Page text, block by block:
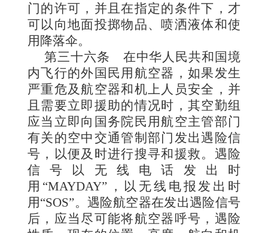
门的许可，并且在指定的条件下，才
可以向地面投掷物品、喷洒液体和使
用降落伞。
第三十六条 在中华人民共和国境
内飞行的外国民用航空器，如果发生
严重危及航空器和机上人员安全，并
且需要立即援助的情况时，其空勤组
应当立即向国务院民用航空主管部门
有关的空中交通管制部门发出遇险信
号，以便及时进行搜寻和援救。遇险
信号以无线电话发出时
用“MAYDAY”，以无线电报发出时
用“SOS”。遇险航空器在发出遇险信号
后，应当尽可能将航空器呼号，遇险